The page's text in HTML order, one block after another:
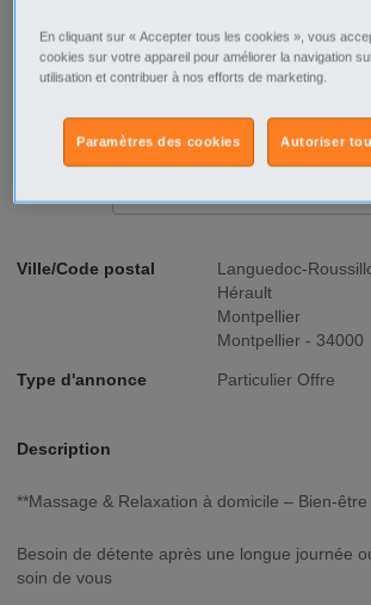
Ville/Code postal
Languedoc-
Hérault
Montpellier
Montpellier - 34000
Type d'annonce Particulier Offre
Description
**Massage & Relaxation à domicile – Bien-
Besoin de détente après une longue journée
soin de vous
Contacter par email
En cliquant sur « Accepter tous les cookies », vous
cookies sur votre appareil pour améliorer la navigation
utilisation et contribuer à nos efforts de marketing.
Autoriser
Paramètres des cookies